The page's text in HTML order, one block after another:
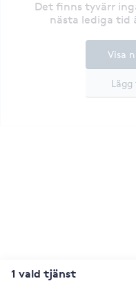
Det finns tyvärr
nästa lediga tid
Visa
1 vald tjänst